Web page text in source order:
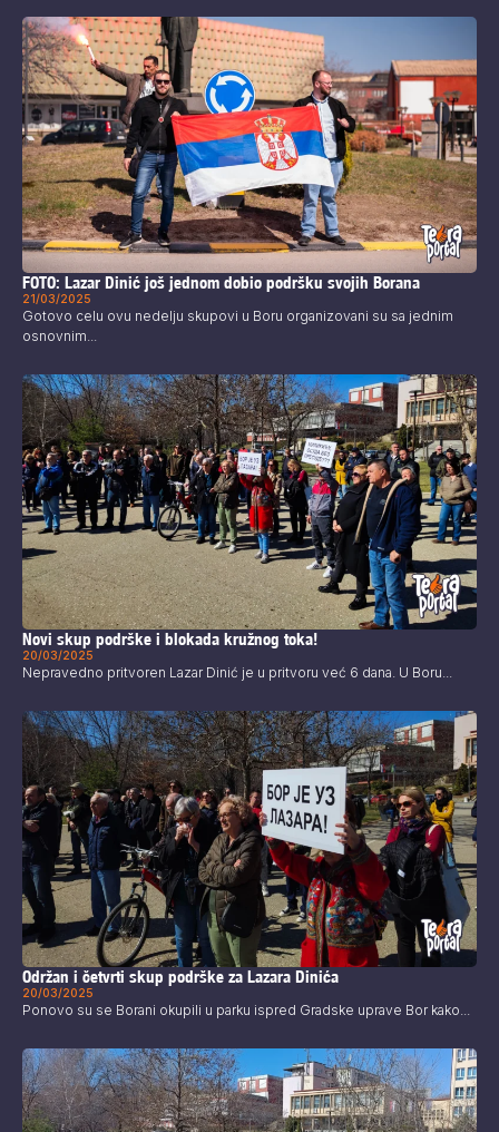
FOTO: Lazar Dinić još jednom dobio podršku svojih Borana
21/03/2025
Gotovo celu ovu nedelju skupovi u Boru organizovani su sa jednim
osnovnim...
Novi skup podrške i blokada kružnog toka!
20/03/2025
Nepravedno pritvoren Lazar Dinić je u pritvoru već 6 dana. U Boru...
Održan i četvrti skup podrške za Lazara Dinića
20/03/2025
Ponovo su se Borani okupili u parku ispred Gradske uprave Bor kako...